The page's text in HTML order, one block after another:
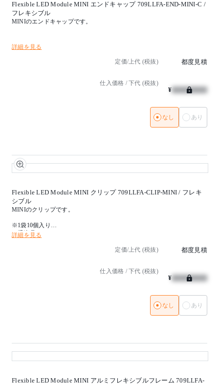
コネクターIP67
※LEDの光色・明るさには若干の個体差があります
Flexible LED Module MINI エンドキャップ 709LLFA-END-MINI-C /
フレキシブル
MINIのエンドキャップです。
詳細を見る
定価/上代 (税抜) 都度見積
仕入価格 / 下代 (税抜)
¥
なし あり
Flexible LED Module MINI クリップ 709LLFA-CLIP-MINI / フレキ
シブル
MINIのクリップです。
※1袋10個入り
※受注品
詳細を見る
定価/上代 (税抜) 都度見積
仕入価格 / 下代 (税抜)
¥
なし あり
Flexible LED Module MINI アルミフレキシブルフレーム 709LLFA-